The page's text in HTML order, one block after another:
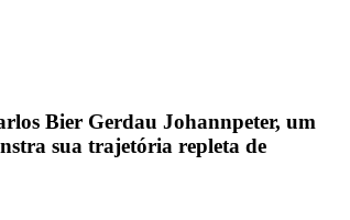
Bier Gerdau Johannpeter, um
sua trajetória repleta de